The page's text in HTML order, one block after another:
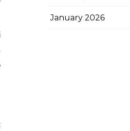
January 2026